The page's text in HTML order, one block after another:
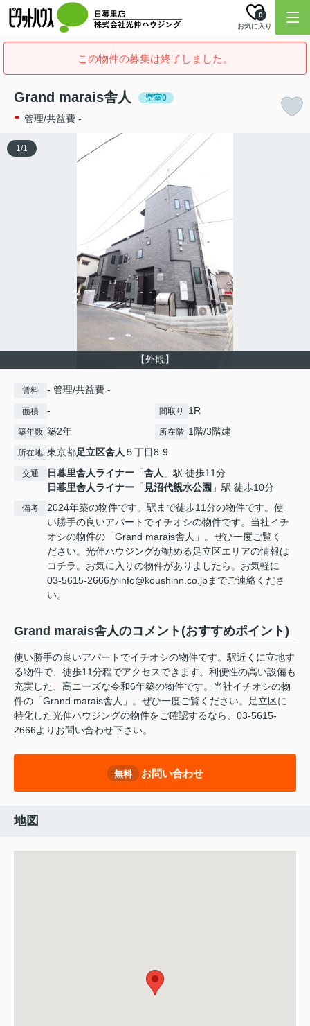
お気に入り
0
この物件の募集は終了しました。
Grand marais舎人 空室0
- 管理/共益費 -
【外観】
1/1
賃料 - 管理/共益費 -
面積 - 間取り 1R
築年数 築2年 所在階 1階/3階建
所在地 東京都足立区舎人 ５丁目8-9
交通 日暮里舎人ライナー 「舎人 」駅 徒歩11分
日暮里舎人ライナー 「 見沼代親水公園 」駅 徒歩10分
備考
2024年築の物件です。駅まで徒歩11分の物件です。使
い勝手の良いアパートでイチオシの物件です。当社イチ
オシの物件の「Grand marais舎人」。ぜひ一度ご覧く
ださい。光伸ハウジングが勧める足立区エリアの情報は
コチラ。お気に入りの物件がありましたら。お気軽に
03-5615-2666かinfo@koushinn.co.jpまでご連絡くださ
い。
Grand marais舎人のコメント(おすすめポイント)
使い勝手の良いアパートでイチオシの物件です。駅近くに立地す
る物件で、徒歩11分程でアクセスできます。利便性の高い設備も
充実した、高ニーズな令和6年築の物件です。当社イチオシの物
件の「Grand marais舎人」。ぜひ一度ご覧ください。足立区に
特化した光伸ハウジングの物件をご確認するなら、03-5615-
2666よりお問い合わせ下さい。
無料 お問い合わせ
地図